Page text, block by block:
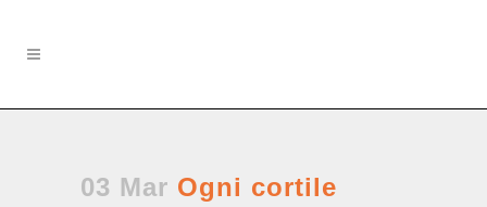
03 Mar Ogni cortile